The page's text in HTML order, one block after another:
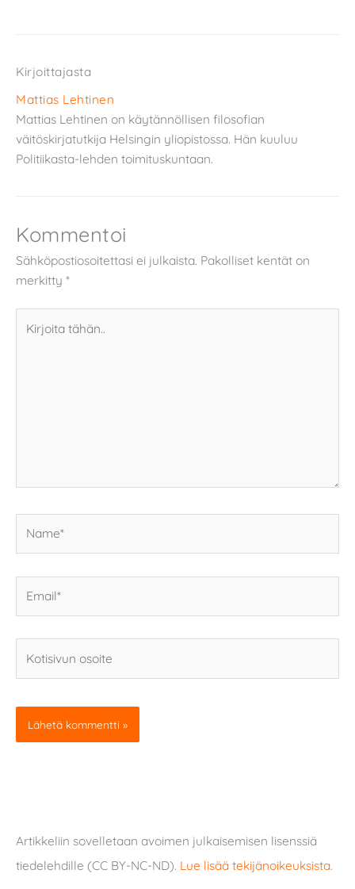
Kirjoittajasta
Mattias Lehtinen
Mattias Lehtinen on käytännöllisen filosofian
väitöskirjatutkija Helsingin yliopistossa. Hän kuuluu
Politiikasta-lehden toimituskuntaan.
Kommentoi
Sähköpostiosoitettasi ei julkaista. Pakolliset kentät on
merkitty *
tähän..
osoite
Artikkeliin sovelletaan avoimen julkaisemisen lisenssiä
tiedelehdille (CC BY-NC-ND). Lue lisää tekijänoikeuksista.